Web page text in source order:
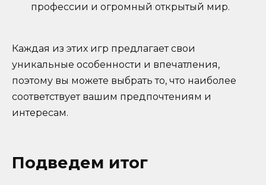
профессии и огромный открытый мир.
Каждая из этих игр предлагает свои
уникальные особенности и впечатления,
поэтому вы можете выбрать то, что наиболее
соответствует вашим предпочтениям и
интересам.
Подведем итог